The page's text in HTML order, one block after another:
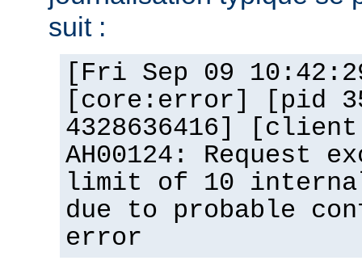
suit :
[Fri Sep 09
[core:error] [pid
4328636416]
AH00124: Request
limit of 10
due to probable
error